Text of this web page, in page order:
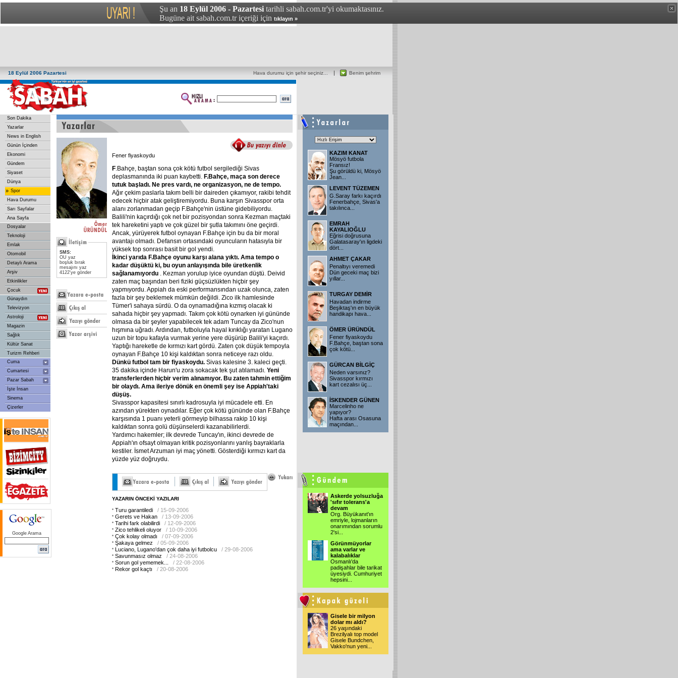
Şu an 18 Eylül 2006 - Pazartesi tarihli sabah.com.tr'yi okumaktasınız.
Bugüne ait sabah.com.tr içeriği için tıklayın »
18 Eylül 2006 Pazartesi Benim şehrim
Hava durumu için şehir seçiniz...
Son Dakika
Yazarlar
News in English
Günün İçinden
Ekonomi
Gündem
Siyaset
Dünya
» Spor
Hava Durumu
Sarı Sayfalar
Ana Sayfa
Dosyalar
Teknoloji
Emlak
Otomobil
Detaylı Arama
Arşiv
Etkinlikler
Çocuk
Günaydın
Televizyon
Astroloji
Magazin
Sağlık
Kültür Sanat
Turizm Rehberi
Cuma
Cumartesi
Pazar Sabah
İşte İnsan
Sinema
Çizerler
Google Arama
SMS:
OU yaz
boşluk bırak
mesajını yaz
4122'ye gönder
Fener fiyaskoydu
F.Bahçe, baştan sona çok kötü futbol sergilediği Sivas
deplasmanında iki puan kaybetti. F.Bahçe, maça son derece
tutuk başladı. Ne pres vardı, ne organizasyon, ne de tempo.
Ağır çekim paslarla takım belli bir daireden çıkamıyor, rakibi tehdit
edecek hiçbir atak geliştiremiyordu. Buna karşın Sivasspor orta
alanı zorlanmadan geçip F.Bahçe'nin üstüne gidebiliyordu.
Balili'nin kaçırdığı çok net bir pozisyondan sonra Kezman maçtaki
tek hareketini yaptı ve çok güzel bir şutla takımını öne geçirdi.
Ancak, yürüyerek futbol oynayan F.Bahçe için bu da bir moral
avantajı olmadı. Defansın ortasındaki oyuncuların hatasıyla bir
yüksek top sonrası basit bir gol yendi.
İkinci yarıda F.Bahçe oyunu karşı alana yıktı. Ama tempo o
kadar düşüktü ki, bu oyun anlayışında bile üretkenlik
sağlanamıyordu . Kezman yorulup iyice oyundan düştü. Deivid
zaten maç başından beri fiziki güçsüzlükten hiçbir şey
yapmıyordu. Appiah da eski performansından uzak olunca, zaten
fazla bir şey beklemek mümkün değildi. Zico ilk hamlesinde
Tümer'i sahaya sürdü. O da oynamadığına kızmış olacak ki
sahada hiçbir şey yapmadı. Takım çok kötü oynarken iyi gününde
olmasa da bir şeyler yapabilecek tek adam Tuncay da Zico'nun
hışmına uğradı. Ardından, futboluyla hayal kırıklığı yaratan Lugano
uzun bir topu kafayla vurmak yerine yere düşürüp Balili'yi kaçırdı.
Yaptığı hareketle de kırmızı kart gördü. Zaten çok düşük tempoyla
oynayan F.Bahçe 10 kişi kaldıktan sonra neticeye razı oldu.
Dünkü futbol tam bir fiyaskoydu. Sivas kalesine 3. kaleci geçti.
35 dakika içinde Harun'u zora sokacak tek şut atılamadı. Yeni
transferlerden hiçbir verim alınamıyor. Bu zaten tahmin ettiğim
bir olaydı. Ama ileriye dönük en önemli şey ise Appiah'taki
düşüş.
Sivasspor kapasitesi sınırlı kadrosuyla iyi mücadele etti. En
azından yürekten oynadılar. Eğer çok kötü gününde olan F.Bahçe
karşısında 1 puanı yeterli görmeyip bilhassa rakip 10 kişi
kaldıktan sonra golü düşünselerdi kazanabilirlerdi.
Yardımcı hakemler; ilk devrede Tuncay'ın, ikinci devrede de
Appiah'ın ofsayt olmayan kritik pozisyonlarını yanlış bayraklarla
kestiler. İsmet Arzuman iyi maç yönetti. Gösterdiği kırmızı kart da
yüzde yüz doğruydu.
YAZARIN ÖNCEKİ YAZILARI
Turu garantiledi
/ 15-09-2006
Gerets ve Hakan
/ 13-09-2006
Tarihi fark olabilirdi
/ 12-09-2006
Zico tehlikeli oluyor
/ 10-09-2006
Çok kolay olmadı
/ 07-09-2006
Şakaya gelmez
/ 05-09-2006
Luciano, Lugano'dan çok daha iyi futbolcu
/ 29-08-2006
Savunmasız olmaz
/ 24-08-2006
Sorun gol yememek...
/ 22-08-2006
Rekor gol kaçtı
/ 20-08-2006
KAZIM KANAT
Mösyö futbola
Fransız!
Şu görüldü ki, Mösyö
Jean...
LEVENT TÜZEMEN
G.Saray farkı kaçırdı
Fenerbahçe, Sivas'a
takılınca...
EMRAH
KAYALIOĞLU
Eğrisi doğrusuna
Galatasaray'ın ligdeki
dört...
AHMET ÇAKAR
Penaltıyı veremedi
Dün geceki maç bizi
yıllar...
TURGAY DEMİR
Havadan indirme
Beşiktaş'ın en büyük
handikapı hava...
ÖMER ÜRÜNDÜL
Fener fiyaskoydu
F.Bahçe, baştan sona
çok kötü...
GÜRCAN BİLGİÇ
Neden varsınız?
Sivasspor kırmızı
kart cezalısı üç...
İSKENDER GÜNEN
Marcelinho ne
yapıyor?
Hafta arası Osasuna
maçından...
Askerde yolsuzluğa
'sıfır tolerans'a
devam
Org. Büyükanıt'ın
emriyle, lojmanların
onarımından sorumlu
2'si...
Görünmüyorlar
ama varlar ve
kalabalıklar
Osmanlı'da
padişahlar bile tarikat
üyesiydi. Cumhuriyet
hepsini...
Gisele bir milyon
dolar mı aldı?
26 yaşındaki
Brezilyalı top model
Gisele Bundchen,
Vakko'nun yeni...